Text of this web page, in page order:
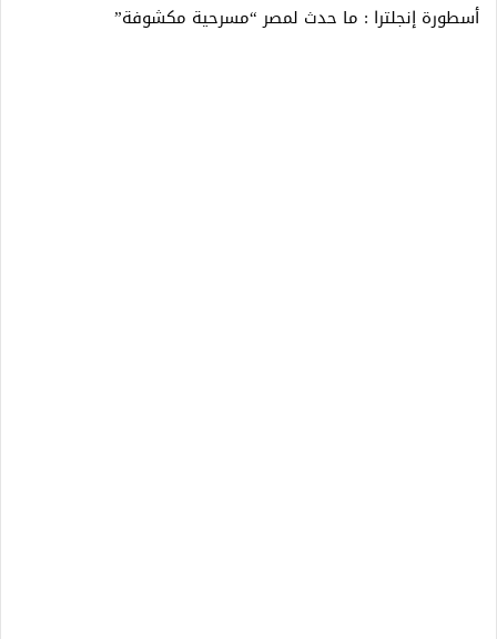
أسطورة إنجلترا : ما حدث لمصر “مسرحية مكشوفة”